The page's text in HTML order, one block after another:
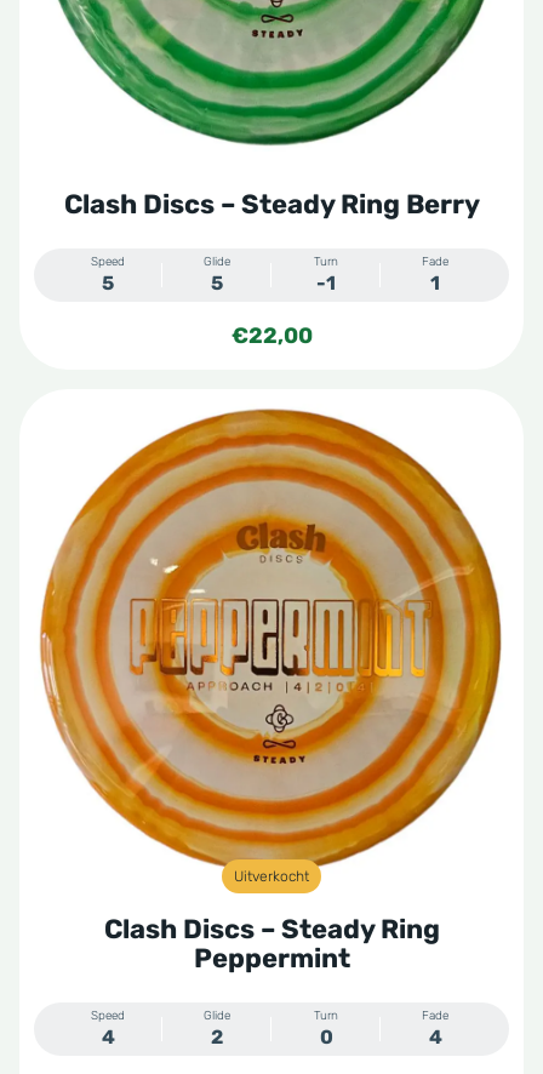
Clash Discs – Steady Ring Berry
Speed
5
Glide
5
Turn
-1
Fade
1
€22,00
Uitverkocht
Clash Discs – Steady Ring
Peppermint
Speed
4
Glide
2
Turn
0
Fade
4